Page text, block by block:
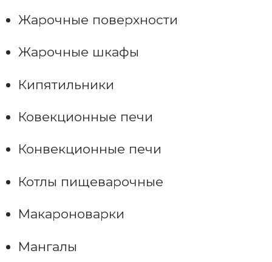
Жарочные поверхности
Жарочные шкафы
Кипятильники
Ковекционные печи
Конвекционные печи
Котлы пищеварочные
Макароноварки
Мангалы